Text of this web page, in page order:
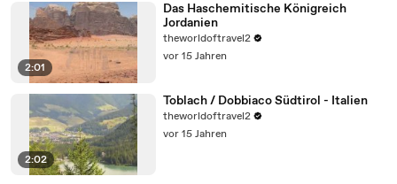
2:01
Das Haschemitische Königreich
Jordanien
theworldoftravel2
vor 15 Jahren
2:02
Toblach / Dobbiaco Südtirol - Italien
theworldoftravel2
vor 15 Jahren